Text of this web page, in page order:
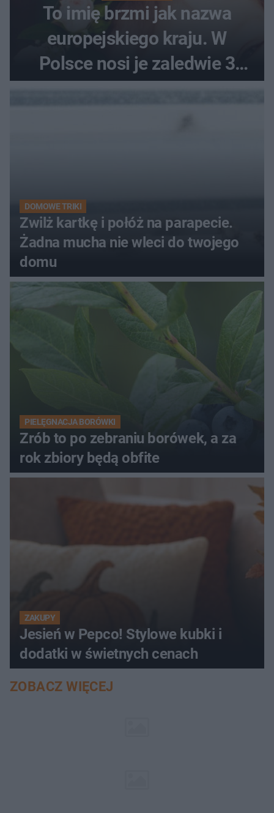
To imię brzmi jak nazwa
europejskiego kraju. W
Polsce nosi je zaledwie 3
DOMOWE TRIKI
Zwilż kartkę i połóż na parapecie.
Żadna mucha nie wleci do twojego
domu
PIELĘGNACJA BORÓWKI
Zrób to po zebraniu borówek, a za
rok zbiory będą obfite
ZAKUPY
Jesień w Pepco! Stylowe kubki i
dodatki w świetnych cenach
ZOBACZ WIĘCEJ